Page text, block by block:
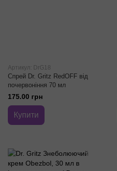
Артикул: DrG18
Спрей Dr. Gritz RedOFF від
почервоніння 70 мл
175.00 грн
Купити